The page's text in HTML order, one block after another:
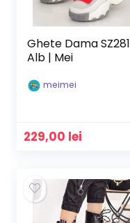
Ghete Dama SZ281
Alb | Mei
meimei
229,00 lei